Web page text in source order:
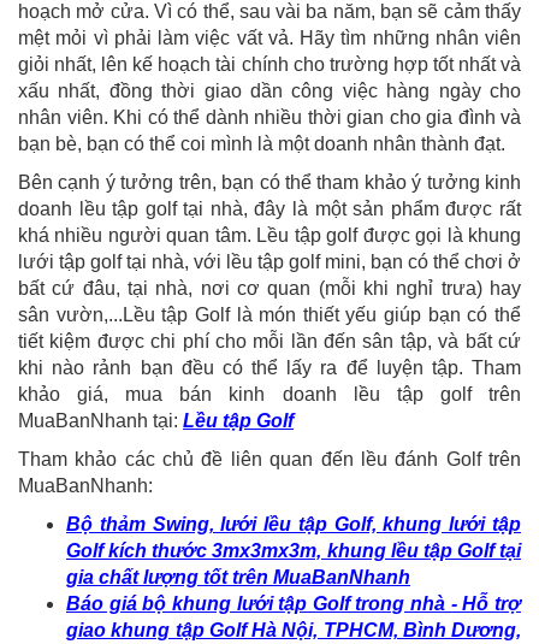
hoạch mở cửa. Vì có thể, sau vài ba năm, bạn sẽ cảm thấy
mệt mỏi vì phải làm việc vất vả. Hãy tìm những nhân viên
giỏi nhất, lên kế hoạch tài chính cho trường hợp tốt nhất và
xấu nhất, đồng thời giao dần công việc hàng ngày cho
nhân viên. Khi có thể dành nhiều thời gian cho gia đình và
bạn bè, bạn có thể coi mình là một doanh nhân thành đạt.
Bên cạnh ý tưởng trên, bạn có thể tham khảo ý tưởng kinh
doanh lều tập golf tại nhà, đây là một sản phẩm được rất
khá nhiều người quan tâm. Lều tập golf được gọi là khung
lưới tập golf tại nhà, với lều tập golf mini, bạn có thể chơi ở
bất cứ đâu, tại nhà, nơi cơ quan (mỗi khi nghỉ trưa) hay
sân vườn,...Lều tập Golf là món thiết yếu giúp bạn có thể
tiết kiệm được chi phí cho mỗi lần đến sân tập, và bất cứ
khi nào rảnh bạn đều có thể lấy ra để luyện tập. Tham
khảo giá, mua bán kinh doanh lều tập golf trên
MuaBanNhanh tại: Lều tập Golf
Tham khảo các chủ đề liên quan đến lều đánh Golf trên
MuaBanNhanh:
Bộ thảm Swing, lưới lều tập Golf, khung lưới tập
Golf kích thước 3mx3mx3m, khung lều tập Golf tại
gia chất lượng tốt trên MuaBanNhanh
Báo giá bộ khung lưới tập Golf trong nhà - Hỗ trợ
giao khung tập Golf Hà Nội, TPHCM, Bình Dương,